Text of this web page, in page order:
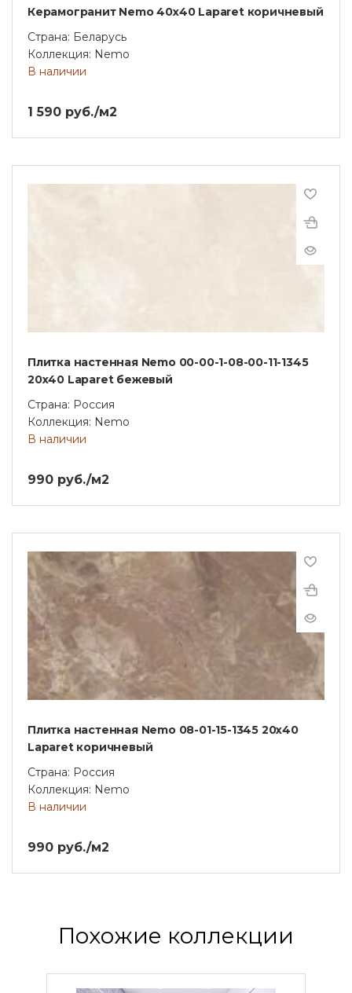
Керамогранит Nemo 40х40 Laparet коричневый
Страна: Беларусь
Коллекция: Nemo
В наличии
1 590 руб./м2
Плитка настенная Nemo 00-00-1-08-00-11-1345
20х40 Laparet бежевый
Страна: Россия
Коллекция: Nemo
В наличии
990 руб./м2
Плитка настенная Nemo 08-01-15-1345 20х40
Laparet коричневый
Страна: Россия
Коллекция: Nemo
В наличии
990 руб./м2
Похожие коллекции